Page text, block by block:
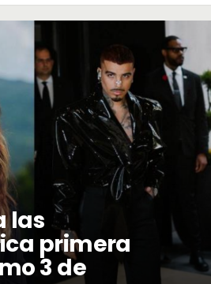
las
primera
3 de